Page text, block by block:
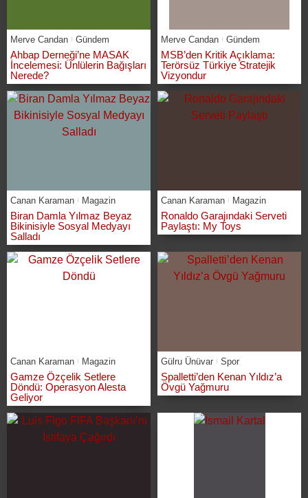
Merve Candan Gündem
Ahbap Derneği’ne MASAK
İncelemesi: Ünlülerin Bağışları
Nerede?
Merve Candan Gündem
MSB’den Kritik Açıklama:
Terörsüz Türkiye Stratejik
Vizyondur
Canan Karaman Magazin
Biran Damla Yılmaz Beyaz
Bikinisiyle Sosyal Medyayı
Salladı
Canan Karaman Magazin
Ronaldo Garajındaki Serveti
Paylaştı: My Toys
Canan Karaman Magazin
Gamze Özçelik Setlere
Döndü: Operasyon Alesta
Geliyor
Gülru Ünüvar Spor
Spalletti’den Kenan Yıldız’a
Övgü Yağmuru